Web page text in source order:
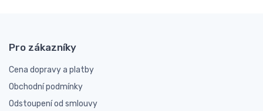
Pro zákazníky
Cena dopravy a platby
Obchodní podmínky
Odstoupení od smlouvy